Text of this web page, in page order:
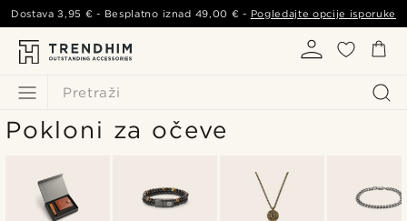
Pretraži
Dostava3,95 € - Besplatno iznad 49,00 € - Pogledajte opcije isporuke
Pokloni za očeve